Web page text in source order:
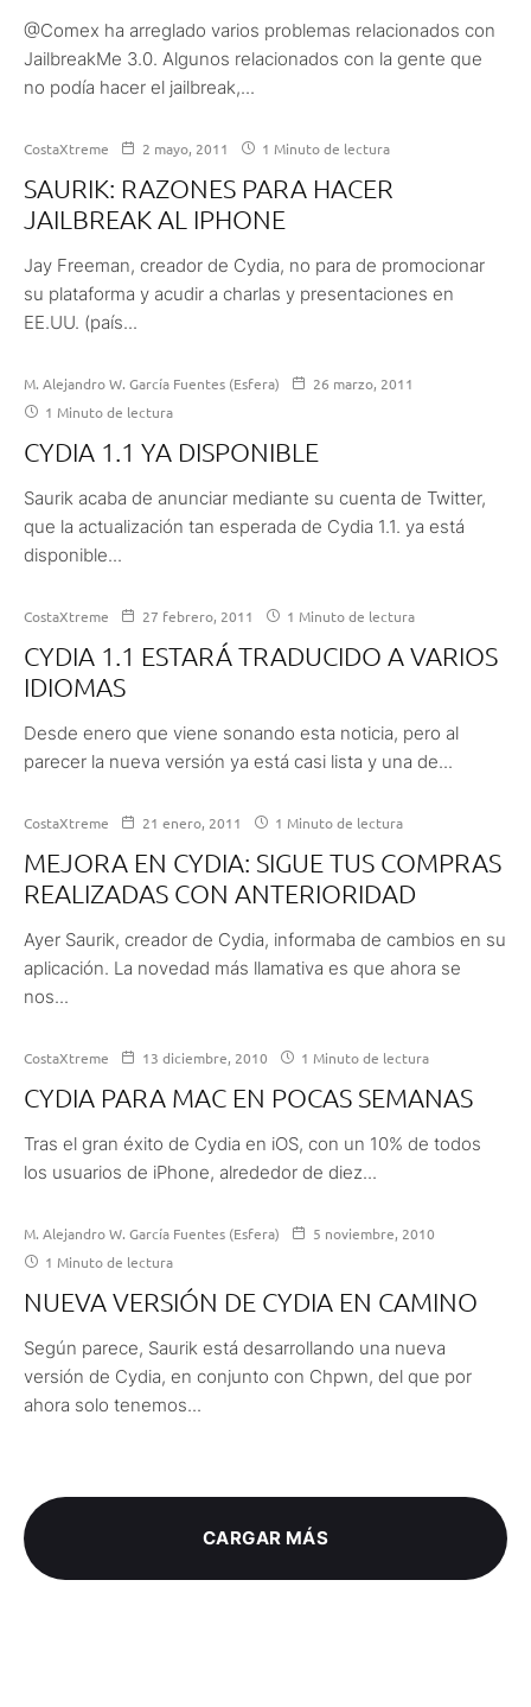
@Comex ha arreglado varios problemas relacionados con
JailbreakMe 3.0. Algunos relacionados con la gente que
no podía hacer el jailbreak,...
CostaXtreme 2 mayo, 2011 1 Minuto de lectura
SAURIK: RAZONES PARA HACER
JAILBREAK AL IPHONE
Jay Freeman, creador de Cydia, no para de promocionar
su plataforma y acudir a charlas y presentaciones en
EE.UU. (país...
M. Alejandro W. García Fuentes (Esfera)
26 marzo, 2011
1 Minuto de lectura
CYDIA 1.1 YA DISPONIBLE
Saurik acaba de anunciar mediante su cuenta de Twitter,
que la actualización tan esperada de Cydia 1.1. ya está
disponible...
CostaXtreme 27 febrero, 2011 1 Minuto de lectura
CYDIA 1.1 ESTARÁ TRADUCIDO A VARIOS
IDIOMAS
Desde enero que viene sonando esta noticia, pero al
parecer la nueva versión ya está casi lista y una de...
CostaXtreme 21 enero, 2011 1 Minuto de lectura
MEJORA EN CYDIA: SIGUE TUS COMPRAS
REALIZADAS CON ANTERIORIDAD
Ayer Saurik, creador de Cydia, informaba de cambios en su
aplicación. La novedad más llamativa es que ahora se
nos...
CostaXtreme 13 diciembre, 2010 1 Minuto de lectura
CYDIA PARA MAC EN POCAS SEMANAS
Tras el gran éxito de Cydia en iOS, con un 10% de todos
los usuarios de iPhone, alrededor de diez...
M. Alejandro W. García Fuentes (Esfera)
5 noviembre, 2010
1 Minuto de lectura
NUEVA VERSIÓN DE CYDIA EN CAMINO
Según parece, Saurik está desarrollando una nueva
versión de Cydia, en conjunto con Chpwn, del que por
ahora solo tenemos...
CARGAR MÁS